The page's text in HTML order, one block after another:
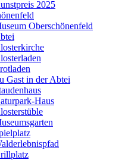
2025
Oberschönenfeld
Gast in der Abtei
Haus